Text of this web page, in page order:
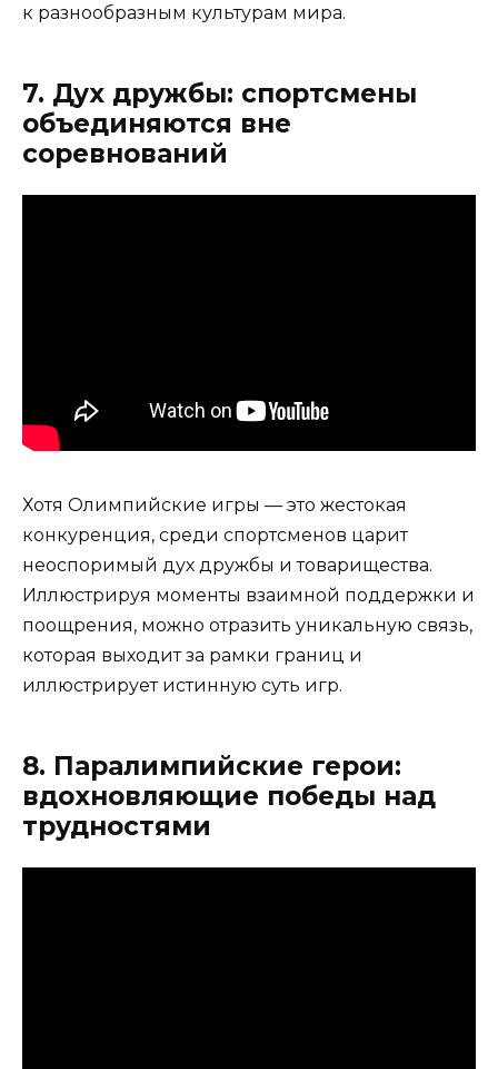
к разнообразным культурам мира.
7. Дух дружбы: спортсмены
объединяются вне
соревнований
Хотя Олимпийские игры — это жестокая
конкуренция, среди спортсменов царит
неоспоримый дух дружбы и товарищества.
Иллюстрируя моменты взаимной поддержки и
поощрения, можно отразить уникальную связь,
которая выходит за рамки границ и
иллюстрирует истинную суть игр.
8. Паралимпийские герои:
вдохновляющие победы над
трудностями